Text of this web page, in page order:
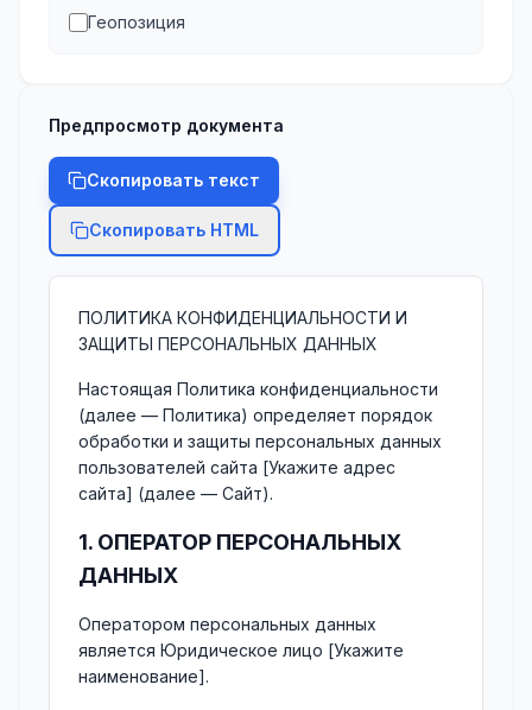
Геопозиция
Предпросмотр документа
Скопировать текст
Скопировать HTML
ПОЛИТИКА КОНФИДЕНЦИАЛЬНОСТИ И
ЗАЩИТЫ ПЕРСОНАЛЬНЫХ ДАННЫХ
Настоящая Политика конфиденциальности
(далее — Политика) определяет порядок
обработки и защиты персональных данных
пользователей сайта [Укажите адрес
сайта] (далее — Сайт).
1. ОПЕРАТОР ПЕРСОНАЛЬНЫХ
ДАННЫХ
Оператором персональных данных
является Юридическое лицо [Укажите
наименование].